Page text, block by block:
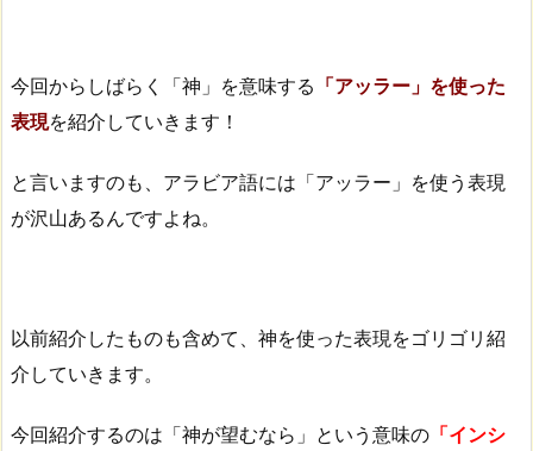
今回からしばらく「神」を意味する 「アッラー」を使った
表現を紹介していきます！
と言いますのも、アラビア語には「アッラー」を使う表現
が沢山あるんですよね。
以前紹介したものも含めて、神を使った表現をゴリゴリ紹
介していきます。
今回紹介するのは「神が望むなら」という意味の 「インシ